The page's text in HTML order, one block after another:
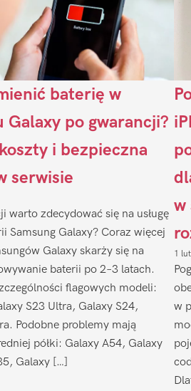
baterię w
Galaxy po gwarancji?
i bezpieczna
serwisie
warto zdecydować się na usługę
Samsung Galaxy? Coraz więcej
Galaxy skarży się na
baterii po 2–3 latach.
flagowych modeli:
S23 Ultra, Galaxy S24,
Podobne problemy mają
półki: Galaxy A54, Galaxy
Galaxy […]
w
1
w